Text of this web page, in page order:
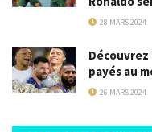
28 MARS 2024
payés au
26 MARS 2024